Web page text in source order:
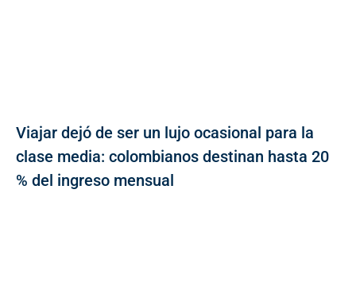
Viajar dejó de ser un lujo ocasional para la
clase media: colombianos destinan hasta 20
% del ingreso mensual